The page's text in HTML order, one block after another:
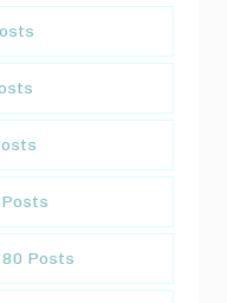
80 Posts